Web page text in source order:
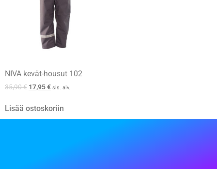
NIVA kevät-housut 102
35,90€ 17,95€ sis. alv.
Lisää ostoskoriin